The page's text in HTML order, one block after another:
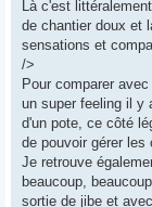
Là c'est
de chantier doux et
sensations et
/>
Pour comparer
un super feeling il y
d'un pote, ce côté
de pouvoir gérer
Je retrouve
beaucoup,
sortie de jibe et